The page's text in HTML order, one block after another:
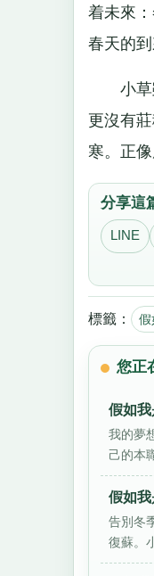
着未來
春天的
小草雖
更沒有
寒。正
分享這
LINE
標籤： 假
您正
假如
我的夢
己的本
假如
告別冬
復蘇。